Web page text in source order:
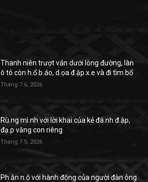
Thanh niên trượt ván dưới lòng đường, làn
ô tô còn h.ổ b.áo, d.ọa đ.ập x.e và đi tìm bố
Tháng 7 6, 2026
Rù.ng mì.nh với lời khai của kẻ đá.nh đ.ập,
đạ.p văng con riêng
Tháng 7 5, 2026
Ph.ẫn n.ộ với hành động của người đàn ông